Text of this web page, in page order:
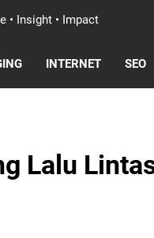
• Insight • Impact
INTERNET SEO
Lalu